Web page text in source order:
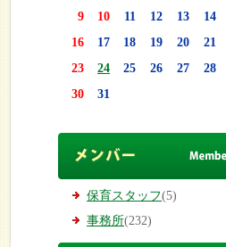
9
10 11 12 13 14
16
17 18 19 20 21
23
24 25 26 27 28
30
31
保育スタッフ(5)
事務所(232)